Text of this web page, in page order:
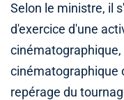
Selon le ministre, il
d'exercice d'une
cinématographique
repérage du